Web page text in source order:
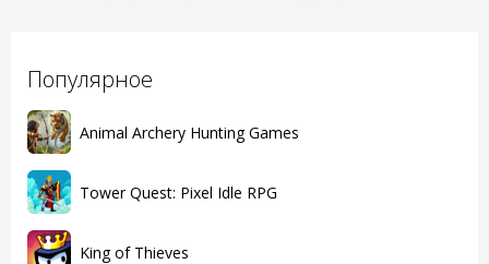
Популярное
Animal Archery Hunting Games
Tower Quest: Pixel Idle RPG
King of Thieves